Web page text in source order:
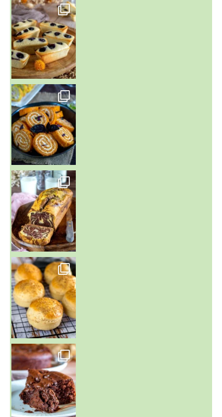
~ FINANCIERS MYRTILLES ET CITRON ~
Aujourd'hu
~ BUNS MAISON ~
Un peu de boulange par ici au
~ GÂTEAU FONDANT CHOCO NOISETTE ~
C'est lundi